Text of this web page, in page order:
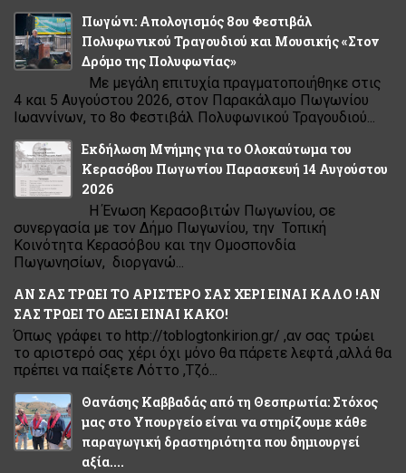
Πωγώνι: Απολογισμός 8ου Φεστιβάλ
Πολυφωνικού Τραγουδιού και Μουσικής «Στον
Δρόμο της Πολυφωνίας»
Με μεγάλη επιτυχία πραγματοποιήθηκε στις
4 και 5 Αυγούστου 2026, στον Παρακάλαμο Πωγωνίου
Ιωαννίνων, το 8ο Φεστιβάλ Πολυφωνικού Τραγουδιού...
Εκδήλωση Μνήμης για το Ολοκαύτωμα του
Κερασόβου Πωγωνίου Παρασκευή 14 Αυγούστου
2026
Η Ένωση Κερασοβιτών Πωγωνίου, σε
συνεργασία με τον Δήμο Πωγωνίου, την Τοπική
Κοινότητα Κερασόβου και την Ομοσπονδία
Πωγωνησίων, διοργανώ...
ΑΝ ΣΑΣ ΤΡΩΕΙ ΤΟ ΑΡΙΣΤΕΡΟ ΣΑΣ ΧΕΡΙ ΕΙΝΑΙ ΚΑΛΟ !ΑΝ
ΣΑΣ ΤΡΩΕΙ ΤΟ ΔΕΞΙ ΕΙΝΑΙ ΚΑΚΟ!
Όπως γράφει το http://toblogtonkirion.gr/ ,αν σας τρώει
το αριστερό σας χέρι όχι μόνο θα πάρετε λεφτά ,αλλά θα
πρέπει να παίξετε Λόττο ,Τζό...
Θανάσης Καββαδάς από τη Θεσπρωτία: Στόχος
μας στο Υπουργείο είναι να στηρίζουμε κάθε
παραγωγική δραστηριότητα που δημιουργεί
αξία....